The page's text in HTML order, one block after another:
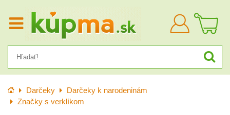
Prihlásiť
sa
Úvod Darčeky
Darčeky k narodeninám
Značky s verklíkom